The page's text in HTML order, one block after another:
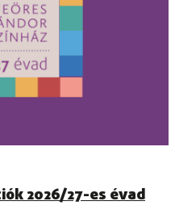
2026/27-es évad